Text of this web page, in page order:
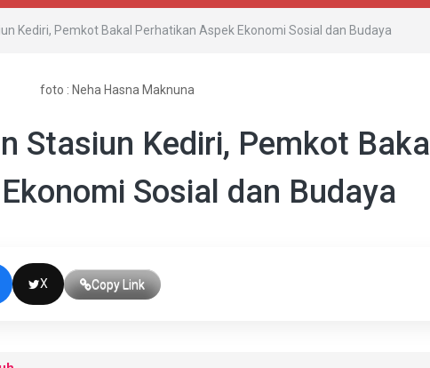
Kediri, Pemkot Bakal Perhatikan Aspek Ekonomi Sosial dan Budaya
foto : Neha Hasna Maknuna
Stasiun Kediri, Pemkot Bakal
Sosial dan Budaya
X Copy Link